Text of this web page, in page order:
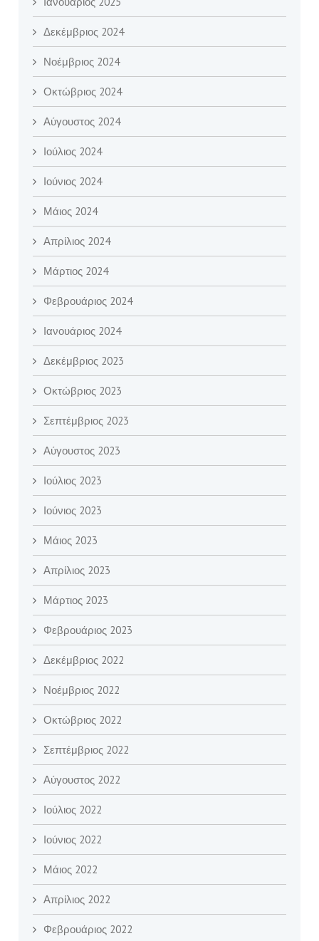
Δεκέμβριος 2024
Νοέμβριος 2024
Οκτώβριος 2024
Αύγουστος 2024
Ιούλιος 2024
Ιούνιος 2024
Μάιος 2024
Απρίλιος 2024
Μάρτιος 2024
Φεβρουάριος 2024
Ιανουάριος 2024
Δεκέμβριος 2023
Οκτώβριος 2023
Σεπτέμβριος 2023
Αύγουστος 2023
Ιούλιος 2023
Ιούνιος 2023
Μάιος 2023
Απρίλιος 2023
Μάρτιος 2023
Φεβρουάριος 2023
Δεκέμβριος 2022
Νοέμβριος 2022
Οκτώβριος 2022
Σεπτέμβριος 2022
Αύγουστος 2022
Ιούλιος 2022
Ιούνιος 2022
Μάιος 2022
Απρίλιος 2022
Φεβρουάριος 2022